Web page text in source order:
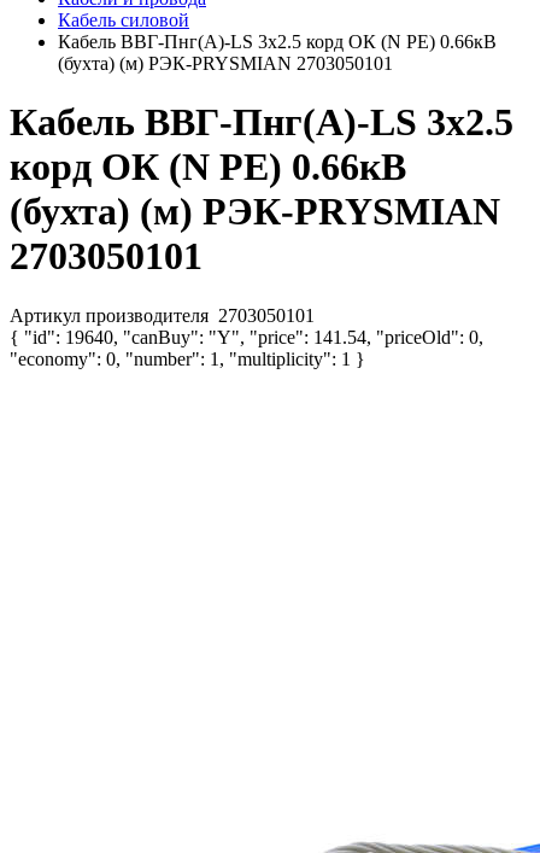
Кабель силовой
Кабель ВВГ-Пнг(А)-LS 3х2.5 корд ОК (N PE) 0.66кВ
(бухта) (м) РЭК-PRYSMIAN 2703050101
Кабель ВВГ-Пнг(А)-LS 3х2.5
корд ОК (N PE) 0.66кВ
(бухта) (м) РЭК-PRYSMIAN
2703050101
Артикул производителя 2703050101
{ "id": 19640, "canBuy": "Y", "price": 141.54, "priceOld": 0,
"economy": 0, "number": 1, "multiplicity": 1 }